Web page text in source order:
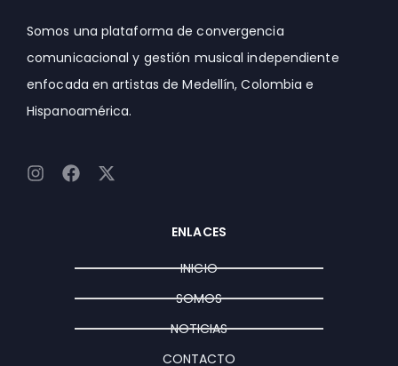
Somos una plataforma de convergencia
comunicacional y gestión musical independiente
enfocada en artistas de Medellín, Colombia e
Hispanoamérica.
I
F
k
X
e
ENLACES
INICIO
SOMOS
NOTICIAS
CONTACTO